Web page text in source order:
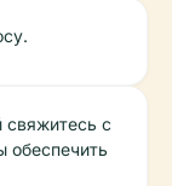
свяжитесь с
обеспечить